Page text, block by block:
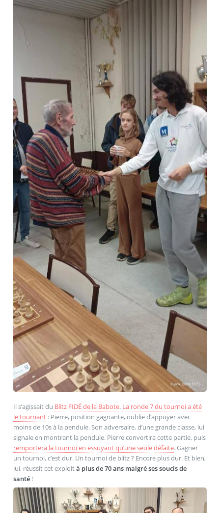
Il s’agissait du Blitz FIDÉ de la Babote. La ronde 7 du tournoi a été
le tournant: Pierre, position gagnante, oublie d’appuyer avec
moins de 10s à la pendule. Son adversaire, d’une grande classe, lui
signale en montrant la pendule. Pierre convertira cette partie, puis
remportera la tournoi en essuyant qu’une seule défaite. Gagner
un tournoi, c’est dur. Un tournoi de blitz ? Encore plus dur. Et bien,
lui, réussit cet exploità plus de 70 ans malgré ses soucis de
santé!